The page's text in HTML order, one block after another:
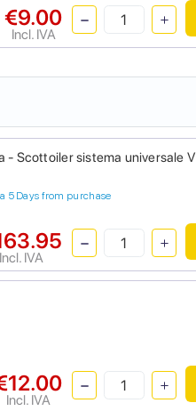
€9.00
Incl. IVA
- Scottoiler sistema universale V
5 Days from purchase
Incl. IVA
Incl. IVA